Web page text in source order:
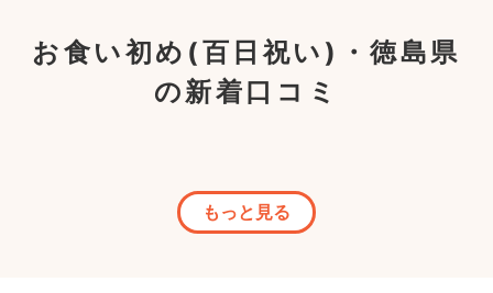
お食い初め(百日祝い)・徳島県
の新着口コミ
もっと見る